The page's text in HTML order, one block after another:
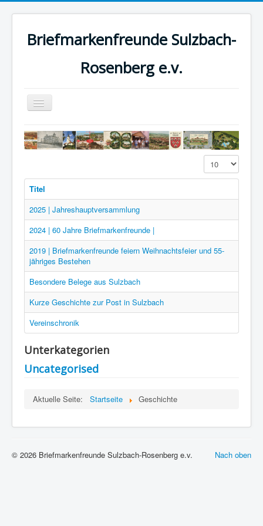
Briefmarkenfreunde Sulzbach-
Rosenberg e.v.
Navigation
an/aus
Home
Geschichte
Vorstand
Anzeige #
Titel
2025 | Jahreshauptversammlung
2024 | 60 Jahre Briefmarkenfreunde |
2019 | Briefmarkenfreunde feiern Weihnachtsfeier und 55-
jähriges Bestehen
Besondere Belege aus Sulzbach
Kurze Geschichte zur Post in Sulzbach
Vereinschronik
Unterkategorien
Uncategorised
Aktuelle Seite: Startseite Geschichte
Nach oben
© 2026 Briefmarkenfreunde Sulzbach-Rosenberg e.v.